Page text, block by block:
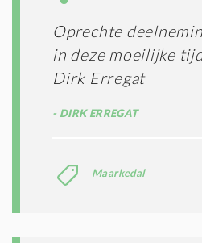
Oprechte
in deze moeilijke
Dirk Erregat
DIRK ERREGAT
Maarkedal